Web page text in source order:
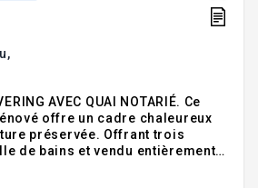
AVEC QUAI NOTARIÉ. Ce
offre un cadre chaleureux
préservée. Offrant trois
de bains et vendu entièrement
Lovering, il bénéficie d'un